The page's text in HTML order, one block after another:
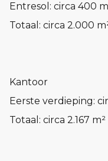
Entresol: circa 400
Totaal: circa 2.000
Kantoor
Eerste verdieping:
Totaal: circa 2.167 m²